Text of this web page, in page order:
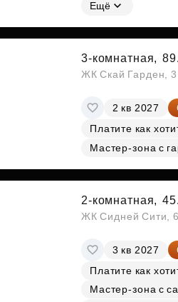
Субсидии
Ещё
3-комнатная,
ЖК Скай Гарден,
2 кв 2027
Платите как
Мастер-зона с
2-комнатная,
ЖК Сидней Сити,
3 кв 2027
Платите как
Мастер-зона с